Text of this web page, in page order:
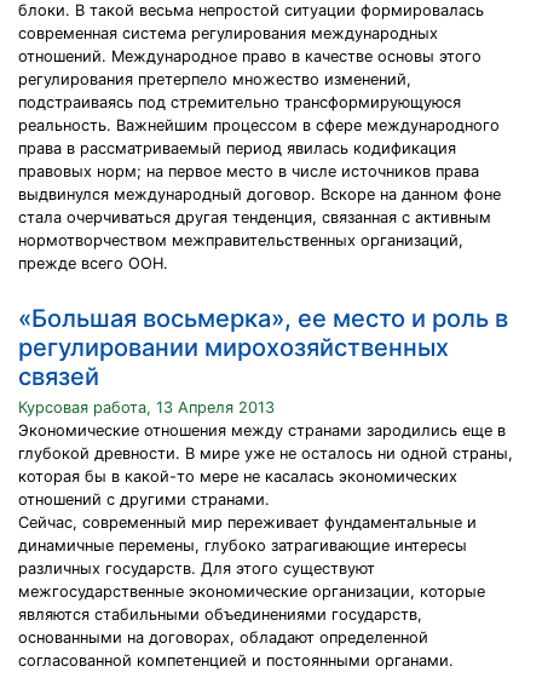
блоки. В такой весьма непростой ситуации формировалась
современная система регулирования международных
отношений. Международное право в качестве основы этого
регулирования претерпело множество изменений,
подстраиваясь под стремительно трансформирующуюся
реальность. Важнейшим процессом в сфере международного
права в рассматриваемый период явилась кодификация
правовых норм; на первое место в числе источников права
выдвинулся международный договор. Вскоре на данном фоне
стала очерчиваться другая тенденция, связанная с активным
нормотворчеством межправительственных организаций,
прежде всего ООН.
«Большая восьмерка», ее место и роль в
регулировании мирохозяйственных
связей
Курсовая работа, 13 Апреля 2013
Экономические отношения между странами зародились еще в
глубокой древности. В мире уже не осталось ни одной страны,
которая бы в какой-то мере не касалась экономических
отношений с другими странами.
Сейчас, современный мир переживает фундаментальные и
динамичные перемены, глубоко затрагивающие интересы
различных государств. Для этого существуют
межгосударственные экономические организации, которые
являются стабильными объединениями государств,
основанными на договорах, обладают определенной
согласованной компетенцией и постоянными органами.